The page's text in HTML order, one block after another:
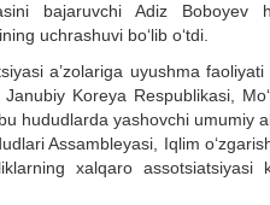
bajaruvchi Adiz Boboyev
uchrashuvi bo‘lib o‘tdi.
a’zolariga uyushma
Koreya Respublikasi,
hududlarda yashovchi umumiy
Assambleyasi, Iqlim
xalqaro